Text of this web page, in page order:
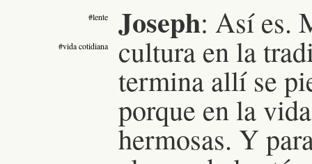
Joseph: Así es.
#lente
#vida cotidiana cultura en la
termina allí se
porque en la
hermosas. Y